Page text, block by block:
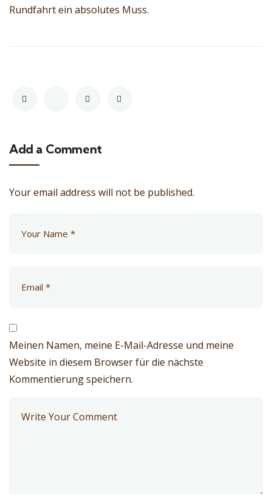
Rundfahrt ein absolutes Muss.
Add a Comment
Your email address will not be published.
Meinen Namen, meine E-Mail-Adresse und meine
Website in diesem Browser für die nächste
Kommentierung speichern.